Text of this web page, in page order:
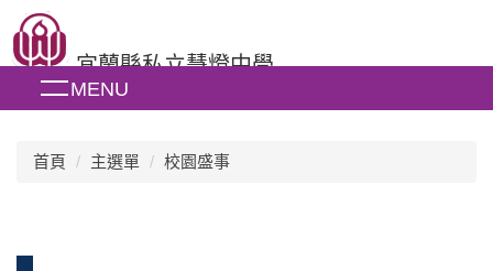
跳
到
主
內
宜蘭縣私立慧燈中學
MENU
首頁 主選單 校園盛事